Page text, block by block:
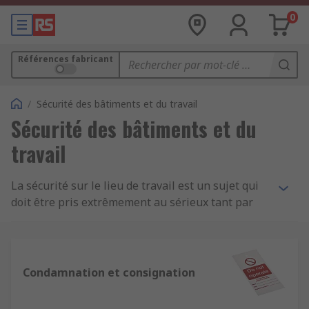
0
Références fabricant
/ Sécurité des bâtiments et du travail
Sécurité des bâtiments et du
travail
La sécurité sur le lieu de travail est un sujet qui
doit être pris extrêmement au sérieux tant par
travailleurs, employés ou sous-traitants, des
Équipements de Protection Individuelle (EPI) et
Condamnation et consignation